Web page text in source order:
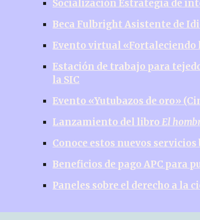
Socialización Estrategia de
Beca Fulbright Asistente de
Evento virtual «Fortaleciendo
Estación de trabajo para
la SIC
Evento «Yutubazos de oro»
Lanzamiento del libroEl
Conoce estos nuevos
Beneficios de pago APC para
Paneles sobre el derecho a la